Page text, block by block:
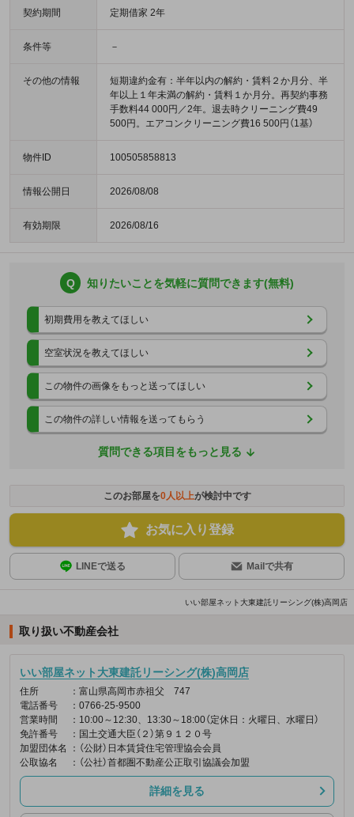
契約期間 定期借家 2年
条件等 －
その他の情報
短期違約金有：半年以内の解約・賃料２か月分、半
年以上１年未満の解約・賃料１か月分。再契約事務
手数料44 000円／2年。退去時クリーニング費49
500円。エアコンクリーニング費16 500円（1基）
物件ID 100505858813
情報公開日 2026/08/08
有効期限 2026/08/16
Q 知りたいことを気軽に質問できます(無料)
初期費用を教えてほしい
空室状況を教えてほしい
この物件の画像をもっと送ってほしい
この物件の詳しい情報を送ってもらう
質問できる項目をもっと見る
このお部屋を0人以上が検討中です
お気に入り登録
LINEで送る Mailで共有
いい部屋ネット大東建託リーシング(株)高岡店
取り扱い不動産会社
いい部屋ネット大東建託リーシング(株)高岡店
住所
：富山県高岡市赤祖父 747
電話番号
：0766-25-9500
営業時間
：10:00～12:30、13:30～18:00（定休日：火曜日、水曜日）
免許番号
：国土交通大臣（２）第９１２０号
加盟団体名
：（公財）日本賃貸住宅管理協会会員
公取協名
：（公社）首都圏不動産公正取引協議会加盟
詳細を見る